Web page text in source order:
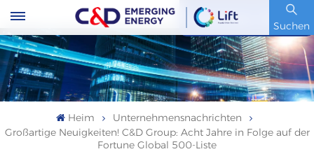
Suchen
Artikelnummer : 600153.SH
Heim
Unternehmensnachrichten
Großartige Neuigkeiten! C&D Group: Acht Jahre in Folge auf der
Fortune Global 500-Liste